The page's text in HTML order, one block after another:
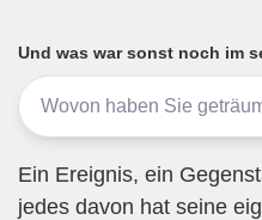
b
o
o
k
a
m
Und was war sonst noch im
Ein Ereignis, ein
jedes davon hat seine